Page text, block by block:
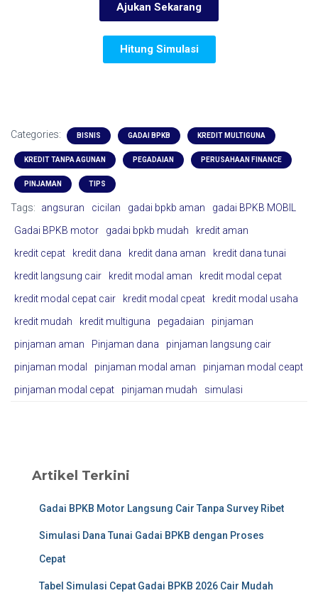
Ajukan Sekarang
Hitung Simulasi
Categories: BISNIS GADAI BPKB KREDIT MULTIGUNA
KREDIT TANPA AGUNAN PEGADAIAN PERUSAHAAN FINANCE
PINJAMAN TIPS
Tags: angsuran cicilan gadai bpkb aman
gadai BPKB MOBIL
Gadai BPKB motor
gadai bpkb mudah
kredit aman
kredit cepat
kredit dana kredit dana aman
kredit dana tunai
kredit langsung cair
kredit modal aman
kredit modal cepat
kredit modal cepat cair
kredit modal cpeat
kredit modal usaha
kredit mudah
kredit multiguna pegadaian
pinjaman
pinjaman aman
Pinjaman dana
pinjaman langsung cair
pinjaman modal
pinjaman modal aman
pinjaman modal ceapt
pinjaman modal cepat
pinjaman mudah simulasi
Artikel Terkini
Gadai BPKB Motor Langsung Cair Tanpa Survey Ribet
Simulasi Dana Tunai Gadai BPKB dengan Proses
Cepat
Tabel Simulasi Cepat Gadai BPKB 2026 Cair Mudah